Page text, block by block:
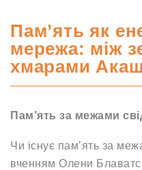
Пам’ять як
мережа: між
хмарами
Пам’ять за межами
Чи існує пам’ять за
вченням Олени